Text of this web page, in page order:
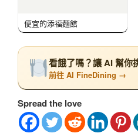
便宜的添福麵館
看餓了嗎？讓 AI 幫你
前往 AI FineDining →
Spread the love